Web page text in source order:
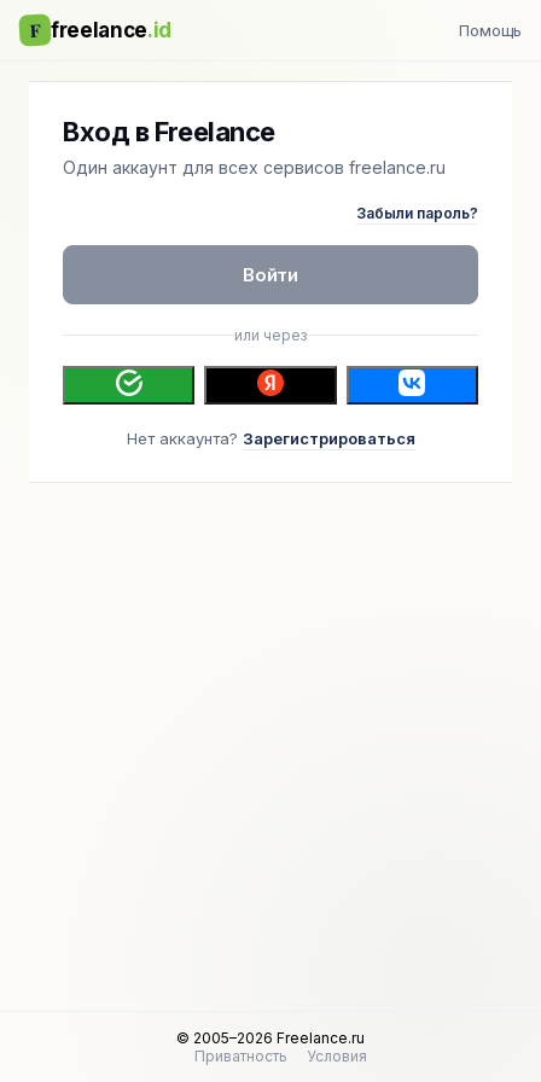
F freelance.id Помощь
Вход в Freelance
Один аккаунт для всех сервисов freelance.ru
Забыли пароль?
Войти
или через
Нет аккаунта? Зарегистрироваться
© 2005–2026 Freelance.ru
Приватность
Условия